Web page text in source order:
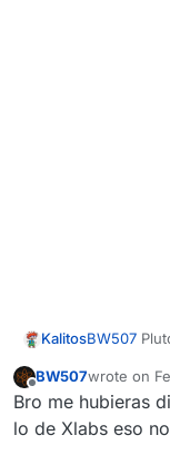
KalitosBW507
harán BO3,
activo,
plutonium
BW507wrote on
last edited
Bro me hubieras
lo de Xlabs eso